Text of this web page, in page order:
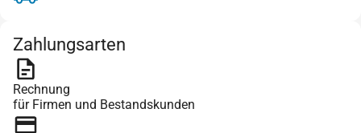
Zahlungsarten
Rechnung
für Firmen und Bestandskunden